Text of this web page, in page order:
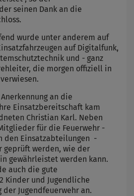
seinen Dank an die
wurde unter anderem auf
auf Digitalfunk,
und - ganz
die morgen offiziell in
an die
Einsatzbereitschaft kam
Christian Karl. Neben
für die Feuerwehr -
den Einsatzabteilungen -
geprüft werden, wie der
gewährleistet werden kann.
auch die gute
Kinder und Jugendliche
der Jugendfeuerwehr an.